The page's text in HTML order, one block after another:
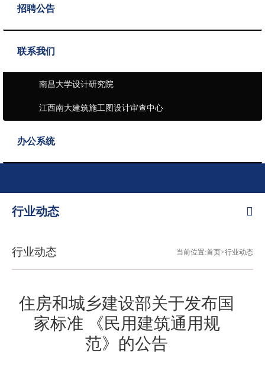
招聘公告
联系我们
南昌大学设计研究院
江西南大建筑施工图设计审查中心
办公系统
行业动态
行业动态 当前位置:首页>行业动态
住房和城乡建设部关于发布国
家标准 《民用建筑通用规
范》的公告